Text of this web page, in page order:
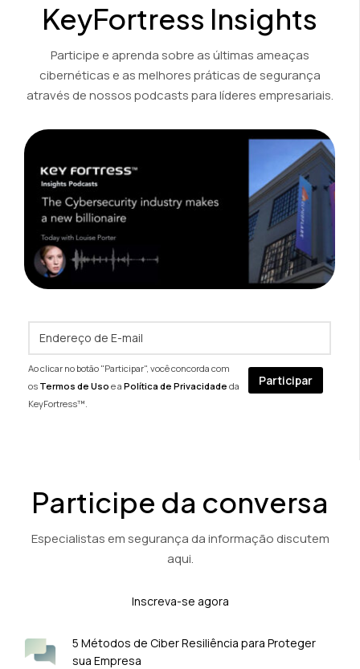
KeyFortress Insights
Participe e aprenda sobre as últimas ameaças
cibernéticas e as melhores práticas de segurança
através de nossos podcasts para líderes empresariais.
Ao clicar no botão "Participar", você concorda com
os Termos de Uso e a Política de Privacidade da
KeyFortress™.
Participe da conversa
Especialistas em segurança da informação discutem
aqui.
Inscreva-se agora
5 Métodos de Ciber Resiliência para Proteger
sua Empresa